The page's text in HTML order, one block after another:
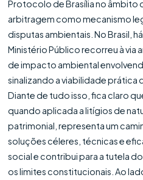
Protocolo de Brasília no âmbito
arbitragem como mecanismo
disputas ambientais. No Brasil,
Ministério Público recorreu à via
de impacto ambiental
sinalizando a viabilidade prática
Diante de tudo isso, fica claro
quando aplicada a litígios de
patrimonial, representa um
soluções céleres, técnicas e
social e contribui para a tutela
os limites constitucionais. Ao